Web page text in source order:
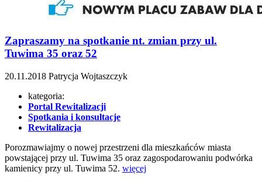
Zapraszamy na spotkanie nt. zmian przy ul.
Tuwima 35 oraz 52
20.11.2018 Patrycja Wojtaszczyk
kategoria:
Portal Rewitalizacji
Spotkania i konsultacje
Rewitalizacja
Porozmawiajmy o nowej przestrzeni dla mieszkańców miasta
powstającej przy ul. Tuwima 35 oraz zagospodarowaniu podwórka
kamienicy przy ul. Tuwima 52. więcej